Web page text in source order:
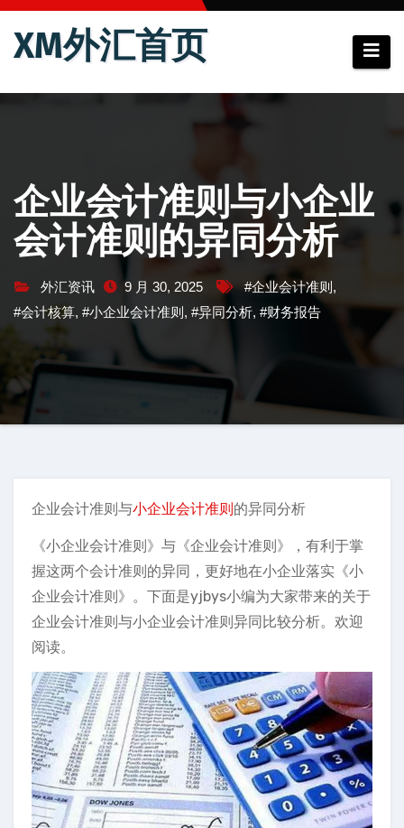
跳
XM外汇首页
企业会计准则与小企业
会计准则的异同分析
外汇资讯 9 月 30, 2025 #企业会计准则 ,
#会计核算, #小企业会计准则 , #异同分析, #财务报告
企业会计准则与小企业会计准则的异同分析
《小企业会计准则》与《企业会计准则》，有利于掌
握这两个会计准则的异同，更好地在小企业落实《小
企业会计准则》。下面是yjbys小编为大家带来的关于
企业会计准则与小企业会计准则异同比较分析。欢迎
阅读。